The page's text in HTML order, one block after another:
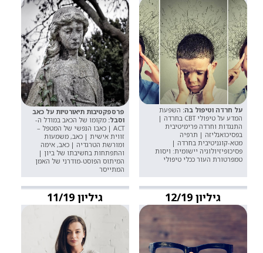
על חרדה וטיפול בה: השפעת
המדע על טיפולי CBT בחרדה |
התנגדות וחרדה פרימיטיבית
בפסיכואנליזה | תרפיה
מטא-קוגניטיבית בחרדה |
פסיכופיזיולוגיה יישומית: ויסות
טמפרטורת העור ככלי טיפולי
פרספקטיבות תיאורטיות על כאב
וסבל: מקומו של הכאב במודל ה-
ACT | כאבו הנפשי של המטפל –
זווית אישית | כאב, משמעות
ומורשת הטרגדיה | כאב, אימה
והתפתחות בחשיבתו של ביון |
המיתוס הפוסט-מודרני של האמן
המתייסר
גיליון 12/19 גיליון 11/19